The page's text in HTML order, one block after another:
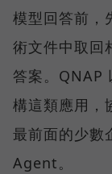
模型回答前，
術文件中取回
答案。QNAP
構這類應用，
最前面的少數
Agent。